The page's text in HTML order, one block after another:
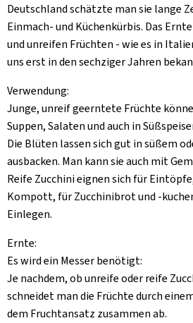
Deutschland schätzte man sie lange
Einmach- und Küchenkürbis. Das
und unreifen Früchten - wie es in
uns erst in den sechziger Jahren
Verwendung:
Junge, unreif geerntete Früchte
Suppen, Salaten und auch in
Die Blüten lassen sich gut in süßem
ausbacken. Man kann sie auch mit
Reife Zucchini eignen sich für
Kompott, für Zucchinibrot und -
Einlegen.
Ernte:
Es wird ein Messer benötigt:
Je nachdem, ob unreife oder reife
schneidet man die Früchte durch
dem Fruchtansatz zusammen ab.